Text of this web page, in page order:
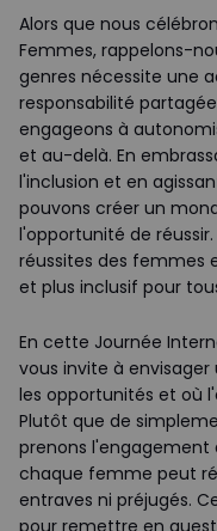
Alors que nous
Femmes, rappelons-
genres nécessite une
responsabilité
engageons à
et au-delà. En
l'inclusion et en
pouvons créer un
l'opportunité de
réussites des femmes
et plus inclusif pour
En cette Journée
vous invite à
les opportunités et où
Plutôt que de
prenons l'engagement
chaque femme peut
entraves ni préjugés.